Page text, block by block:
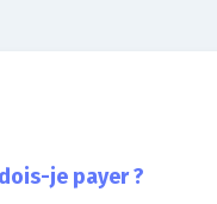
je payer ?